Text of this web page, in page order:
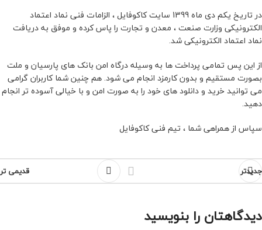
در تاریخ یکم دی ماه 1399 سایت کاکوفایل ، الزامات فنی نماد اعتماد
الکترونیکی وزارت صنعت ، معدن و تجارت را پاس کرده و موفق به دریافت
نماد اعتماد الکترونیکی شد.
از این پس تمامی پرداخت ها به وسیله درگاه امن بانک های پارسیان و ملت
بصورت مستقیم و بدون کارمزد انجام می شود. هم چنین شما کاربران گرامی
می توانید خرید و دانلود های خود را به صورت امن و با خیالی آسوده تر انجام
دهید.
سپاس از همراهی شما ، تیم فنی کاکوفایل
جدیدتر قدیمی تر
دیدگاهتان را بنویسید